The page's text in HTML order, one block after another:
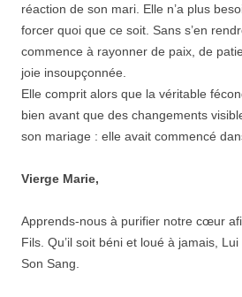
réaction de son mari. Elle n’a plus
forcer quoi que ce soit. Sans s’en
commence à rayonner de paix, de
joie insoupçonnée.
Elle comprit alors que la véritable
bien avant que des changements
son mariage : elle avait commencé
Vierge Marie,
Apprends-nous à purifier notre cœur
Fils. Qu’il soit béni et loué à jamais,
Son Sang.